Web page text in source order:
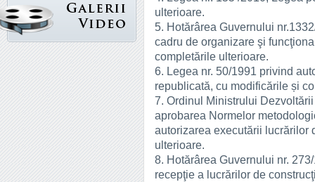
ulterioare.
5. Hotărârea Guvernului
cadru de organizare şi
completările ulterioare.
6. Legea nr. 50/1991 privind
republicată, cu modificările și
7. Ordinul Ministrului
aprobarea Normelor
autorizarea executării lucrărilor
ulterioare.
8. Hotărârea Guvernului nr.
recepţie a lucrărilor de